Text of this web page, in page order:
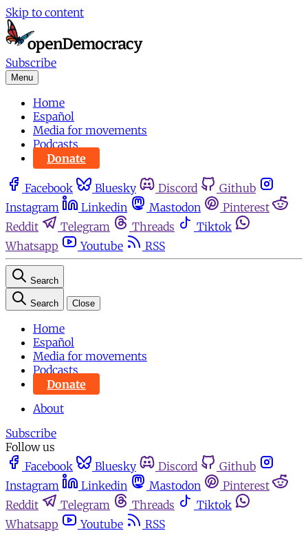
Skip to content
Subscribe
Menu
Home
Español
Media for movements
Podcasts
Donate
Facebook Bluesky Discord
Github
Instagram
Linkedin Mastodon
Pinterest
Reddit
Telegram Threads
Tiktok
Whatsapp
Youtube RSS
Search
Search Close
Home
Español
Media for movements
Podcasts
Donate
About
Subscribe
Follow us
Facebook
Bluesky Discord
Github
Instagram
Linkedin Mastodon
Pinterest
Reddit
Telegram Threads
Tiktok
Whatsapp
Youtube RSS